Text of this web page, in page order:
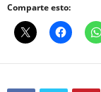
Comparte esto: